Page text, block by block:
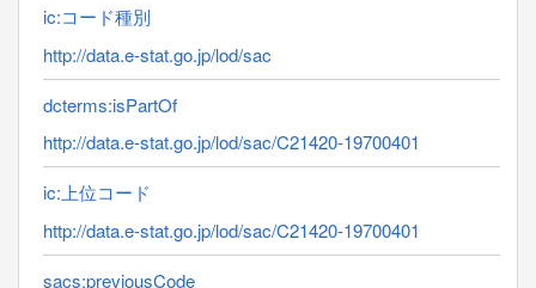
ic:コード種別
http://data.e-stat.go.jp/lod/sac
dcterms:isPartOf
http://data.e-stat.go.jp/lod/sac/C21420-19700401
ic:上位コード
http://data.e-stat.go.jp/lod/sac/C21420-19700401
sacs:previousCode